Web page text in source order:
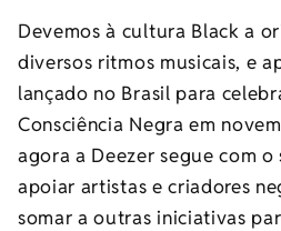
Devemos à cultura Black a
diversos ritmos musicais, e
lançado no Brasil para
Consciência Negra em
agora a Deezer segue com
apoiar artistas e criadores
somar a outras iniciativas